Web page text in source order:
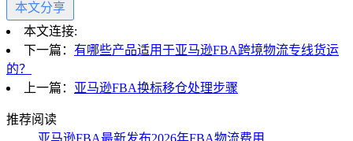
本文分享
本文连接:
下一篇： 有哪些产品适用于亚马逊FBA跨境物流专线货运
的？
上一篇： 亚马逊FBA换标移仓处理步骤
推荐阅读